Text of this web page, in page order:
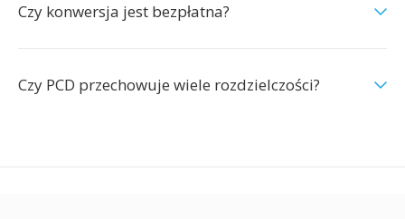
Czy konwersja jest bezpłatna?
Czy PCD przechowuje wiele rozdzielczości?